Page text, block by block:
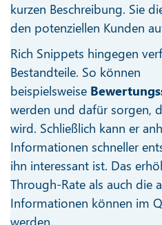
kurzen Beschreibung. Sie
den potenziellen Kunden
Rich Snippets hingegen
Bestandteile. So können
beispielsweise
werden und dafür sorgen,
wird. Schließlich kann er
Informationen schneller
ihn interessant ist. Das
Through-Rate als auch die
Informationen können im